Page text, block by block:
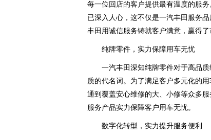
每一位回店的客户提供最有温度的服
已深入人心，这不仅是一汽丰田服务
丰田用诚信服务铸就客户满意，赢得了
纯牌零件，实力保障用车无忧
一汽丰田深知纯牌零件对于高品
质的代名词。为了满足客户多元化的
通到覆盖安心维修的大、小修等众多
服务产品实力保障客户用车无忧。
数字化转型，实力提升服务便利